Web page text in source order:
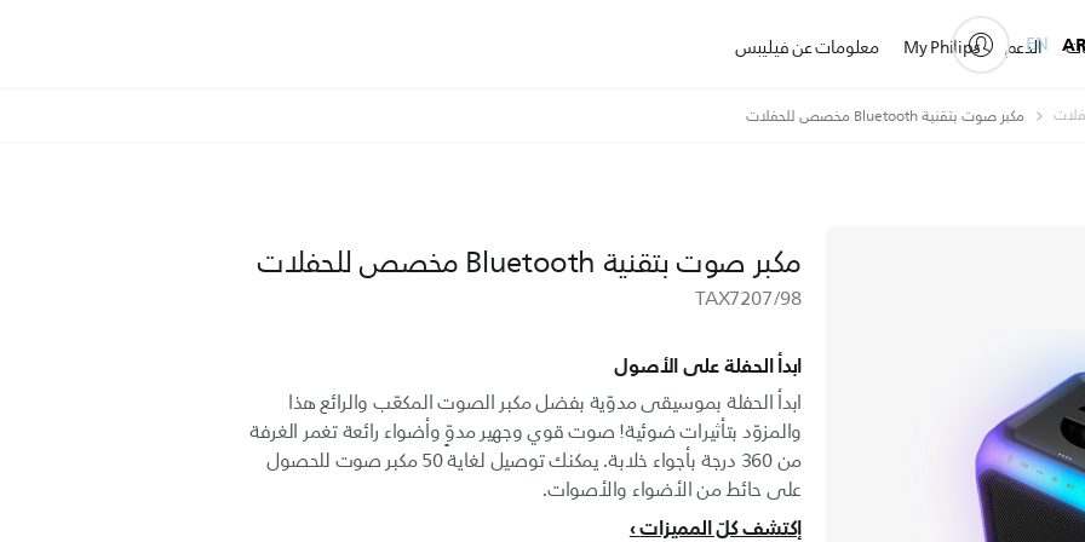
الدعم My Philips معلومات عن فيليبس EN
مكبر صوت بتقنية Bluetooth مخصص للحفلات
مكبر صوت بتقنية Bluetooth مخصص للحفلات
TAX7207/98
ابدأ الحفلة على الأصول
ابدأ الحفلة بموسيقى مدوّية بفضل مكبر الصوت المكعّب والرائع هذا
والمزوّد بتأثيرات ضوئية! صوت قوي وجهير مدوٍّ وأضواء رائعة تغمر الغرفة
من 360 درجة بأجواء خلابة. يمكنك توصيل لغاية 50 مكبر صوت للحصول
على حائط من الأضواء والأصوات.
إكتشف كلّ المميزات